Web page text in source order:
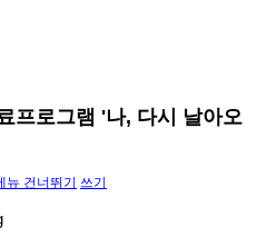
프로그램 '나, 다시 날아오
뉴 건너뛰기 쓰기